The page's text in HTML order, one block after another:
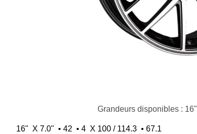
Grandeurs disponibles : 16"
16" X 7.0" • 42 • 4 X 100 / 114.3 • 67.1